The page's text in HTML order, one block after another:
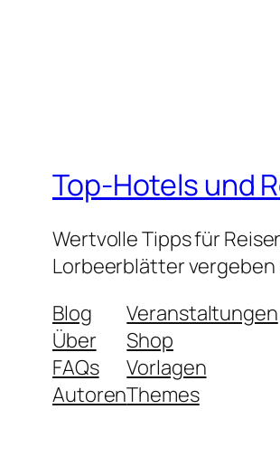
Top-Hotels und
Wertvolle Tipps für
Lorbeerblätter vergeben
Blog
Über
FAQs
Autoren
Veranstaltungen
Shop
Vorlagen
Themes